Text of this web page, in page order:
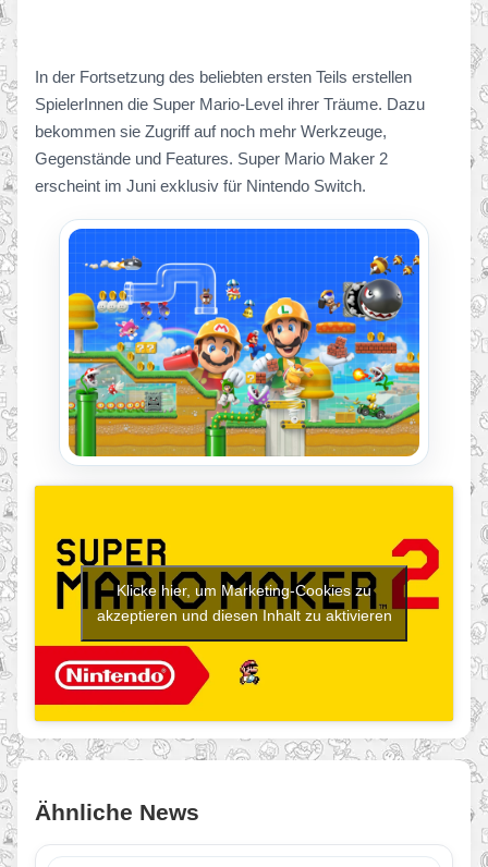
In der Fortsetzung des beliebten ersten Teils erstellen
SpielerInnen die Super Mario-Level ihrer Träume. Dazu
bekommen sie Zugriff auf noch mehr Werkzeuge,
Gegenstände und Features. Super Mario Maker 2
erscheint im Juni exklusiv für Nintendo Switch.
Klicke hier, um Marketing-Cookies zu
akzeptieren und diesen Inhalt zu aktivieren
Ähnliche News